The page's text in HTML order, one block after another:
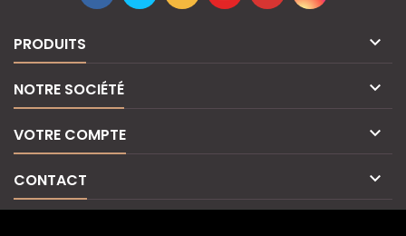
PRODUITS 
NOTRE SOCIÉTÉ 
VOTRE COMPTE 
CONTACT 